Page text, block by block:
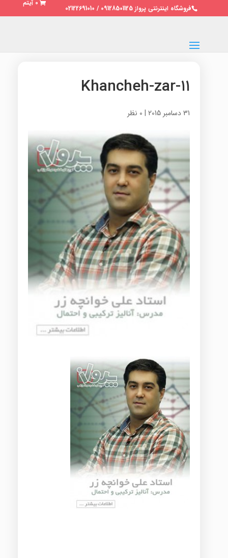
فروشگاه اینترنتی پرواز 09128501125 / 02122691010
0 آیتم
۱۱-Khancheh-zar
31 دسامبر 2015 | 0 نظر